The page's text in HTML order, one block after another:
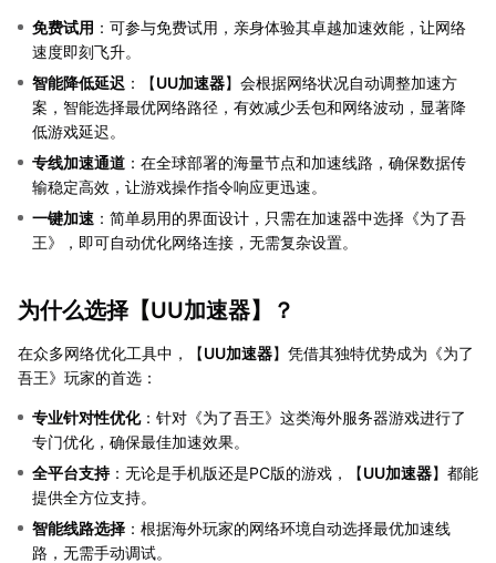
免费试用 ：可参与免费试用，亲身体验其卓越加速效能，让网络
速度即刻飞升。
智能降低延迟 ：【UU加速器】会根据网络状况自动调整加速方
案，智能选择最优网络路径，有效减少丢包和网络波动，显著降
低游戏延迟。
专线加速通道 ：在全球部署的海量节点和加速线路，确保数据传
输稳定高效，让游戏操作指令响应更迅速。
一键加速 ：简单易用的界面设计，只需在加速器中选择《为了吾
王》，即可自动优化网络连接，无需复杂设置。
为什么选择【UU加速器】？
在众多网络优化工具中，【UU加速器】凭借其独特优势成为《为了
吾王》玩家的首选：
专业针对性优化：针对《为了吾王》这类海外服务器游戏进行了
专门优化，确保最佳加速效果。
全平台支持：无论是手机版还是PC版的游戏，【UU加速器】都能
提供全方位支持。
智能线路选择 ：根据海外玩家的网络环境自动选择最优加速线
路，无需手动调试。